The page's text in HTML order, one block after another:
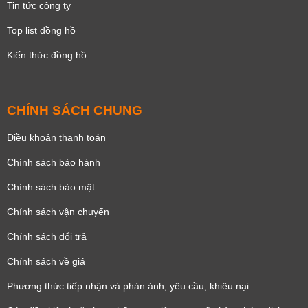
Tin tức công ty
Top list đồng hồ
Kiến thức đồng hồ
CHÍNH SÁCH CHUNG
Điều khoản thanh toán
Chính sách bảo hành
Chính sách bảo mật
Chính sách vận chuyển
Chính sách đổi trả
Chính sách về giá
Phương thức tiếp nhận và phản ánh, yêu cầu, khiêu nại